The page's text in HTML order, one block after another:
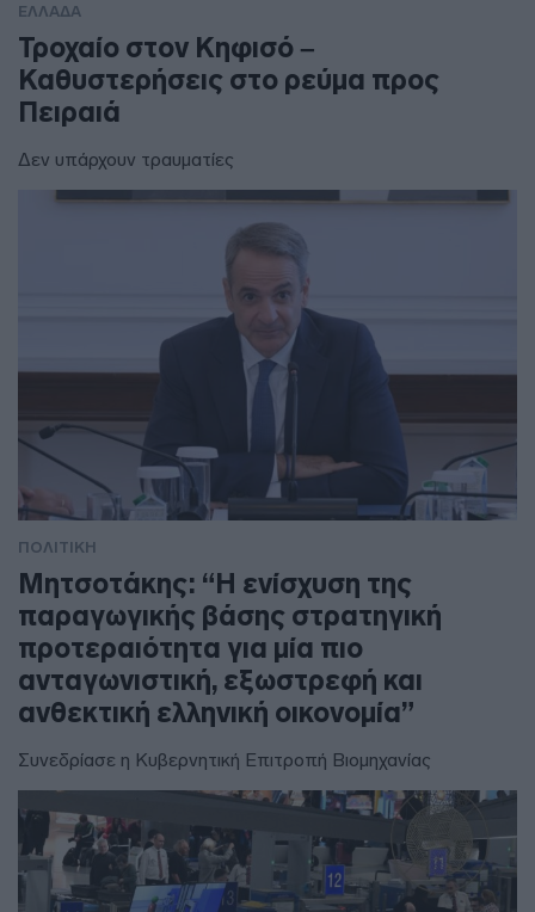
ΕΛΛΑΔΑ
Τροχαίο στον Κηφισό –
Καθυστερήσεις στο ρεύμα προς
Πειραιά
Δεν υπάρχουν τραυματίες
ΠΟΛΙΤΙΚΗ
Μητσοτάκης: “Η ενίσχυση της
παραγωγικής βάσης στρατηγική
προτεραιότητα για μία πιο
ανταγωνιστική, εξωστρεφή και
ανθεκτική ελληνική οικονομία”
Συνεδρίασε η Κυβερνητική Επιτροπή Βιομηχανίας